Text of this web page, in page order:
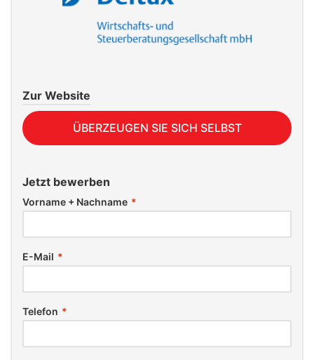
Zur Website
ÜBERZEUGEN SIE SICH SELBST
Jetzt bewerben
Vorname + Nachname *
E-Mail *
Telefon *